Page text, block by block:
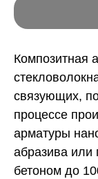
Композитная
связующих,
процессе
арматуры
абразива или
бетоном до